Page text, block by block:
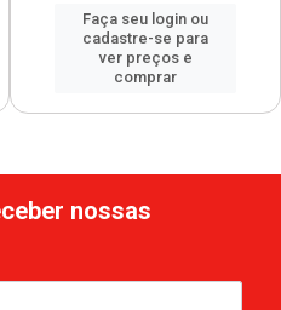
Faça seu login ou
cadastre-se para
ver preços e
comprar
nossas